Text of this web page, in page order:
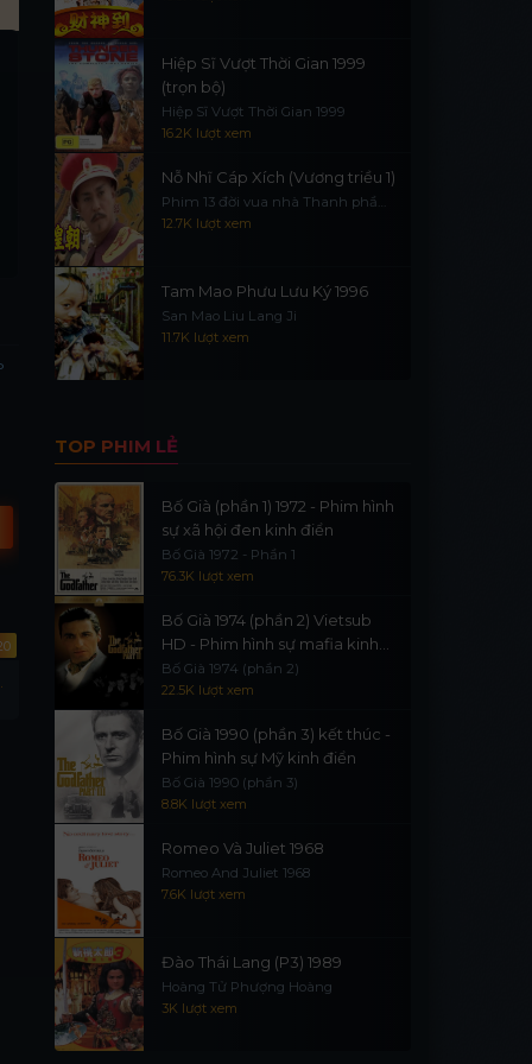
Thuyết Minh + Vietsub
Trọn Bộ 4 Phần
Cô Gái Đại Dương
Hiệp Sĩ Vượt Thời Gian 1999
(trọn bộ)
Hiệp Sĩ Vượt Thời Gian 1999
16.2K lượt xem
Nỗ Nhĩ Cáp Xích (Vương triều 1)
Phim 13 đời vua nhà Thanh phần
112.7K lượt xem
Tam Mao Phưu Lưu Ký 1996
San Mao Liu Lang Ji
11.7K lượt xem
TOP PHIM LẺ
Bố Già (phần 1) 1972 - Phim hình
sự xã hội đen kinh điển
Bố Già 1972 - Phần 1
76.3K lượt xem
Bố Già 1974 (phần 2) Vietsub
HD - Phim hình sự mafia kinh
điển
Bố Già 1974 (phần 2)
22.5K lượt xem
Bố Già 1990 (phần 3) kết thúc -
Phim hình sự Mỹ kinh điển
Bố Già 1990 (phần 3)
8.8K lượt xem
Romeo Và Juliet 1968
Romeo And Juliet 1968
7.6K lượt xem
Đào Thái Lang (P3) 1989
Hoàng Tử Phượng Hoàng
3K lượt xem